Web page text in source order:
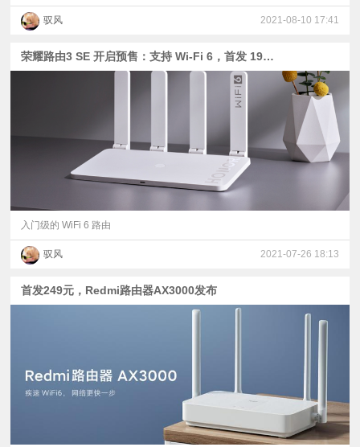
驭风 2021-08-10 17:41
荣耀路由3 SE 开启预售：支持 Wi-Fi 6，首发 199 元
入门级的 WiFi 6 路由
驭风 2021-07-26 18:13
首发249元，Redmi路由器AX3000发布